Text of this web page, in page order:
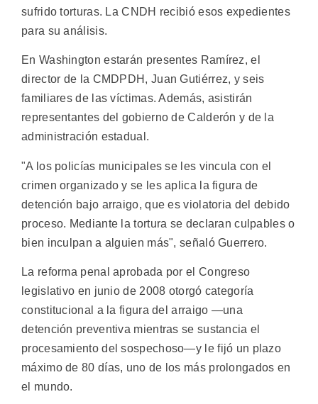
sufrido torturas. La CNDH recibió esos expedientes
para su análisis.
En Washington estarán presentes Ramírez, el
director de la CMDPDH, Juan Gutiérrez, y seis
familiares de las víctimas. Además, asistirán
representantes del gobierno de Calderón y de la
administración estadual.
"A los policías municipales se les vincula con el
crimen organizado y se les aplica la figura de
detención bajo arraigo, que es violatoria del debido
proceso. Mediante la tortura se declaran culpables o
bien inculpan a alguien más", señaló Guerrero.
La reforma penal aprobada por el Congreso
legislativo en junio de 2008 otorgó categoría
constitucional a la figura del arraigo —una
detención preventiva mientras se sustancia el
procesamiento del sospechoso—y le fijó un plazo
máximo de 80 días, uno de los más prolongados en
el mundo.